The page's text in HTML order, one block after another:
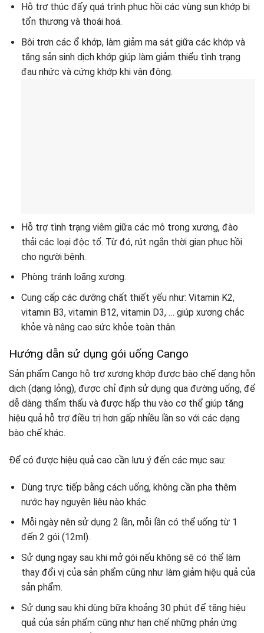
Hỗ trợ thúc đẩy quá trình phục hồi các vùng sụn khớp bị
tổn thương và thoái hoá.
Bôi trơn các ổ khớp, làm giảm ma sát giữa các khớp và
tăng sản sinh dịch khớp giúp làm giảm thiểu tình trạng
đau nhức và cứng khớp khi vận động.
Hỗ trợ tình trạng viêm giữa các mô trong xương, đào
thải các loại độc tố. Từ đó, rút ngắn thời gian phục hồi
cho người bệnh.
Phòng tránh loãng xương.
Cung cấp các dưỡng chất thiết yếu như: Vitamin K2,
vitamin B3, vitamin B12, vitamin D3, … giúp xương chắc
khỏe và nâng cao sức khỏe toàn thân.
Hướng dẫn sử dụng gói uống Cango
Sản phẩm Cango hỗ trợ xương khớp được bào chế dạng hỗn
dịch (dạng lỏng), được chỉ định sử dụng qua đường uống, để
dễ dàng thẩm thấu và được hấp thu vào cơ thể giúp tăng
hiệu quả hỗ trợ điều trị hơn gấp nhiều lần so với các dạng
bào chế khác.
Để có được hiệu quả cao cần lưu ý đến các mục sau:
Dùng trực tiếp bằng cách uống, không cần pha thêm
nước hay nguyên liệu nào khác.
Mỗi ngày nên sử dụng 2 lần, mỗi lần có thể uống từ 1
đến 2 gói (12ml).
Sử dụng ngay sau khi mở gói nếu không sẽ có thể làm
thay đổi vị của sản phẩm cũng như làm giảm hiệu quả của
sản phẩm.
Sử dụng sau khi dùng bữa khoảng 30 phút để tăng hiệu
quả của sản phẩm cũng như hạn chế những phản ứng